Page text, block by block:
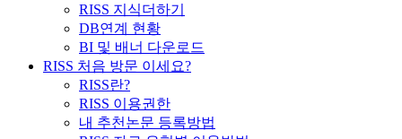
RISS 지식더하기
DB연계 현황
BI 및 배너 다운로드
RISS 처음 방문 이세요?
RISS란?
RISS 이용권한
내 추천논문 등록방법